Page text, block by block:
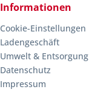
Informationen
Cookie-Einstellungen
Ladengeschäft
Umwelt & Entsorgung
Datenschutz
Impressum